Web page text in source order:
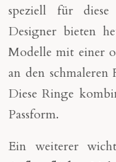
speziell für
Designer bieten
Modelle mit einer
an den schmaleren
Diese Ringe
Passform.
Ein weiterer